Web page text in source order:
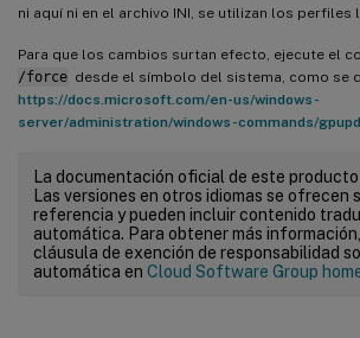
ni aquí ni en el archivo INI, se utilizan los perfiles
Para que los cambios surtan efecto, ejecute el
/force desde el símbolo del sistema, como se
https://docs.microsoft.com/en-us/windows-
server/administration/windows-commands/
La documentación oficial de este
Las versiones en otros idiomas se ofrecen
referencia y pueden incluir contenido
automática. Para obtener más
cláusula de exención de responsabilidad
automática en Cloud Software Group